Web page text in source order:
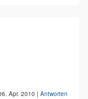
Apr. 2010 | Antworten